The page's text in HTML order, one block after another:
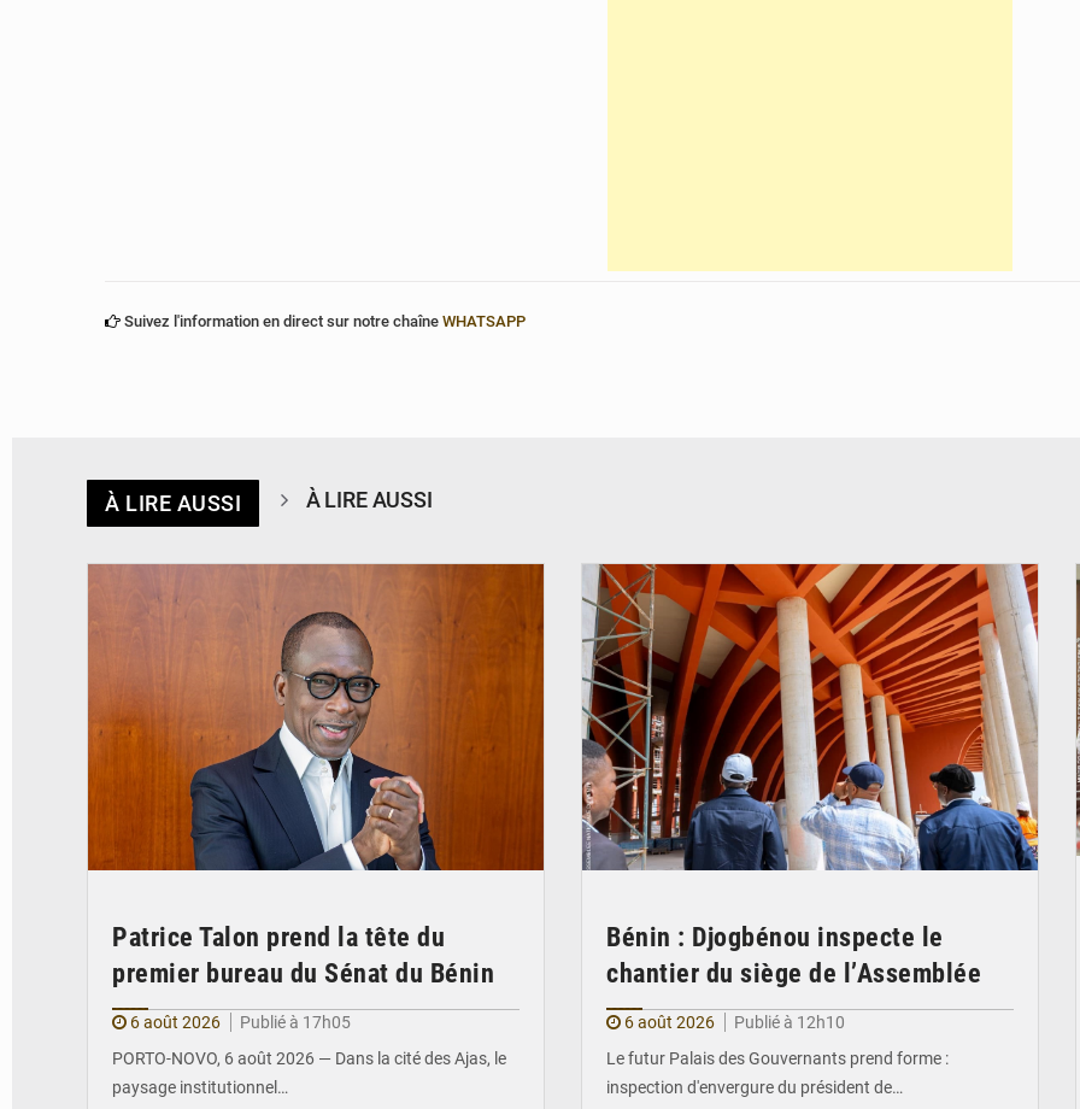
Suivez l'information en direct sur notre chaîne WHATSAPP
À LIRE AUSSI À LIRE AUSSI
Patrice Talon prend la tête du
premier bureau du Sénat du Bénin
6 août 2026
Publié à 17h05
PORTO-NOVO, 6 août 2026 — Dans la cité des Ajas, le
paysage institutionnel…
Bénin : Djogbénou inspecte le
chantier du siège de l’Assemblée
6 août 2026
Publié à 12h10
Le futur Palais des Gouvernants prend forme :
inspection d'envergure du président de…